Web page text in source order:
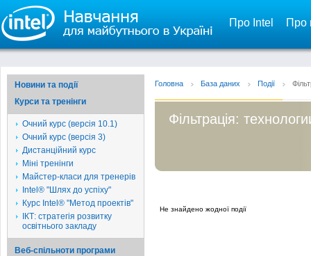
Про Intel Про
Новини та події
Курси та тренінги
Очний курс (версія 10.1)
Очний курс (версія 3)
Дистанційний курс
Міні тренінги
Майстер-класи для тренерів
Intel® "Шлях до успіху"
Курс Intel® "Метод проектів"
ІКТ: стратегія розвитку
освітнього закладу
Веб-спільноти програми
Головна База даних Події
Фільтрація:
Не знайдено жодної події